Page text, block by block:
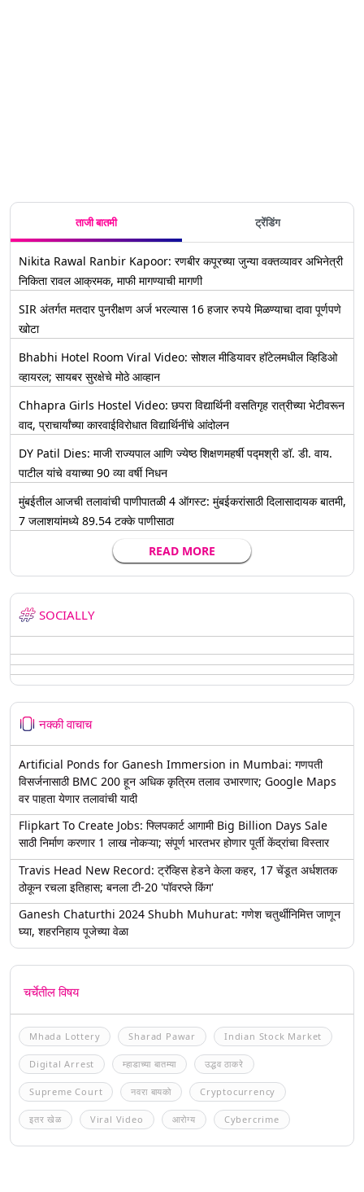
ताजी बातमी ट्रेंडिंग
Nikita Rawal Ranbir Kapoor: रणबीर कपूरच्या जुन्या वक्तव्यावर अभिनेत्री
निकिता रावल आक्रमक, माफी मागण्याची मागणी
SIR अंतर्गत मतदार पुनरीक्षण अर्ज भरल्यास 16 हजार रुपये मिळण्याचा दावा पूर्णपणे
खोटा
Bhabhi Hotel Room Viral Video: सोशल मीडियावर हॉटेलमधील व्हिडिओ
व्हायरल; सायबर सुरक्षेचे मोठे आव्हान
Chhapra Girls Hostel Video: छपरा विद्यार्थिनी वसतिगृह रात्रीच्या भेटीवरून
वाद, प्राचार्यांच्या कारवाईविरोधात विद्यार्थिनींचे आंदोलन
DY Patil Dies: माजी राज्यपाल आणि ज्येष्ठ शिक्षणमहर्षी पद्मश्री डॉ. डी. वाय.
पाटील यांचे वयाच्या 90 व्या वर्षी निधन
मुंबईतील आजची तलावांची पाणीपातळी 4 ऑगस्ट: मुंबईकरांसाठी दिलासादायक बातमी,
7 जलाशयांमध्ये 89.54 टक्के पाणीसाठा
READ MORE
SOCIALLY
नक्की वाचाच
Artificial Ponds for Ganesh Immersion in Mumbai: गणपती
विसर्जनासाठी BMC 200 हून अधिक कृत्रिम तलाव उभारणार; Google Maps
वर पाहता येणार तलावांची यादी
Flipkart To Create Jobs: फ्लिपकार्ट आगामी Big Billion Days Sale
साठी निर्माण करणार 1 लाख नोकऱ्या; संपूर्ण भारतभर होणार पूर्ती केंद्रांचा विस्तार
Travis Head New Record: ट्रॅव्हिस हेडने केला कहर, 17 चेंडूत अर्धशतक
ठोकून रचला इतिहास; बनला टी-20 'पॉवरप्ले किंग'
Ganesh Chaturthi 2024 Shubh Muhurat: गणेश चतुर्थीनिमित्त जाणून
घ्या, शहरनिहाय पूजेच्या वेळा
चर्चेतील विषय
Mhada Lottery Sharad Pawar Indian Stock Market
Digital Arrest म्हाडाच्या बातम्या उद्धव ठाकरे
Supreme Court नवरा बायको Cryptocurrency
इतर खेळ Viral Video आरोग्य Cybercrime